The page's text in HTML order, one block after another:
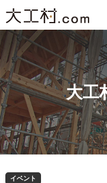
大工
イベント